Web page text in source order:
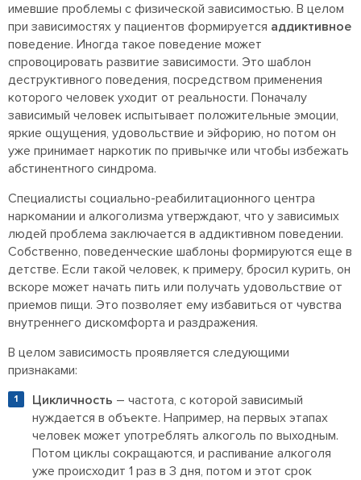
имевшие проблемы с физической зависимостью. В целом
при зависимостях у пациентов формируется аддиктивное
поведение. Иногда такое поведение может
спровоцировать развитие зависимости. Это шаблон
деструктивного поведения, посредством применения
которого человек уходит от реальности. Поначалу
зависимый человек испытывает положительные эмоции,
яркие ощущения, удовольствие и эйфорию, но потом он
уже принимает наркотик по привычке или чтобы избежать
абстинентного синдрома.
Специалисты социально-реабилитационного центра
наркомании и алкоголизма утверждают, что у зависимых
людей проблема заключается в аддиктивном поведении.
Собственно, поведенческие шаблоны формируются еще в
детстве. Если такой человек, к примеру, бросил курить, он
вскоре может начать пить или получать удовольствие от
приемов пищи. Это позволяет ему избавиться от чувства
внутреннего дискомфорта и раздражения.
В целом зависимость проявляется следующими
признаками:
Цикличность – частота, с которой зависимый
нуждается в объекте. Например, на первых этапах
человек может употреблять алкоголь по выходным.
Потом циклы сокращаются, и распивание алкоголя
уже происходит 1 раз в 3 дня, потом и этот срок